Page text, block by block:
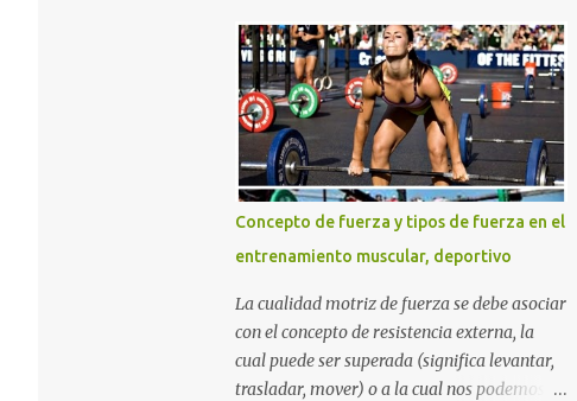
QUIERES GLÚTEOS MÁS GRANDES,
PIERNAS MÁS ESBELTAS Y UN ABDOMEN
FITNESS TONIFICADO. TABLA DE
CONTENIDO La mejor rutina...
muchas veces perjudicial lactosa). Otros
sitios web y aun nutricionistas recomiendan
las ensaladas de frutas acompañadas de un
zumo de naranja (mezcla nada agradable
para nuestro sistema digestivo), lo cual
además de ser una descarga alta de
azúcares también puede provocar molestias
gastrointestinales. Otras mezclas de
alimentos y bebidas que deberías evitar en
tu desayuno Otras personas inclusive
mezclan las dos cosas anteriores diciendo
que beber una taza con leche y agregarle
cereales (sin importar que tipo de cereal sea)
Concepto de fuerza y tipos de fuerza en el
entrenamiento muscular, deportivo
La cualidad motriz de fuerza se debe asociar
con el concepto de resistencia externa, la
cual puede ser superada (significa levantar,
trasladar, mover) o a la cual nos podemos